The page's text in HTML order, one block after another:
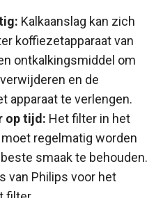
Kalkaanslag kan zich
koffiezetapparaat van
ontkalkingsmiddel om
en de
apparaat te verlengen.
op tijd: Het filter in het
regelmatig worden
smaak te behouden.
van Philips voor het